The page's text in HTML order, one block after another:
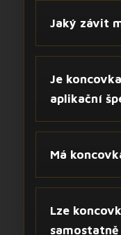
Jaký závit
Je
aplikační
Má
Lze